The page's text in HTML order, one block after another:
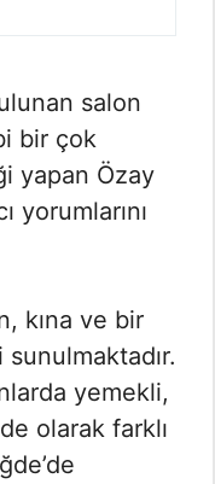
salon
bir çok
yapan Özay
yorumlarını
kına ve bir
yemekli,
olarak farklı